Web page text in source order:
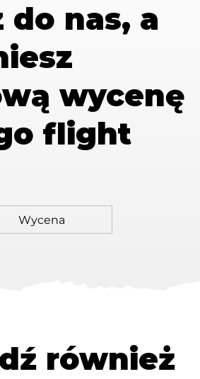
do nas, a
wycenę
flight
również